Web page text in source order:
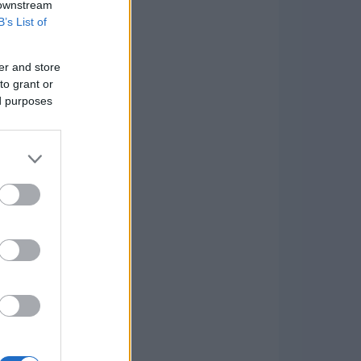
List of
and store
grant or
purposes